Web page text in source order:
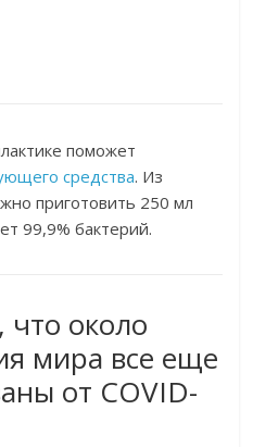
поможет
средства. Из
приготовить 250 мл
99,9% бактерий.
около
мира все еще
от COVID-